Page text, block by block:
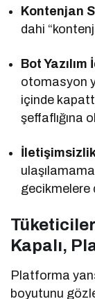
Kontenjan
dahi
Bot Yazılım
otomasyon
içinde
şeffaflığına
gecikmelere
Kapalı,
Platforma
boyutunu